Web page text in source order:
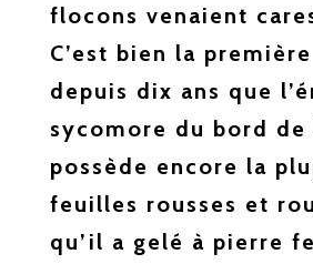
flocons venaient
C’est bien la
depuis dix ans que
sycomore du bord de
possède encore la
feuilles rousses et
qu’il a gelé à pierre